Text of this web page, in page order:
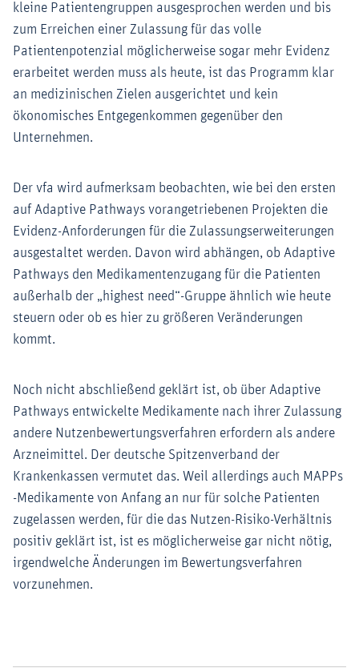
kleine Patientengruppen ausgesprochen werden und bis
zum Erreichen einer Zulassung für das volle
Patientenpotenzial möglicherweise sogar mehr Evidenz
erarbeitet werden muss als heute, ist das Programm klar
an medizinischen Zielen ausgerichtet und kein
ökonomisches Entgegenkommen gegenüber den
Unternehmen.
Der vfa wird aufmerksam beobachten, wie bei den ersten
auf Adaptive Pathways vorangetriebenen Projekten die
Evidenz-Anforderungen für die Zulassungserweiterungen
ausgestaltet werden. Davon wird abhängen, ob Adaptive
Pathways den Medikamentenzugang für die Patienten
außerhalb der „highest need“-Gruppe ähnlich wie heute
steuern oder ob es hier zu größeren Veränderungen
kommt.
Noch nicht abschließend geklärt ist, ob über Adaptive
Pathways entwickelte Medikamente nach ihrer Zulassung
andere Nutzenbewertungsverfahren erfordern als andere
Arzneimittel. Der deutsche Spitzenverband der
Krankenkassen vermutet das. Weil allerdings auch MAPPs
-Medikamente von Anfang an nur für solche Patienten
zugelassen werden, für die das Nutzen-Risiko-Verhältnis
positiv geklärt ist, ist es möglicherweise gar nicht nötig,
irgendwelche Änderungen im Bewertungsverfahren
vorzunehmen.